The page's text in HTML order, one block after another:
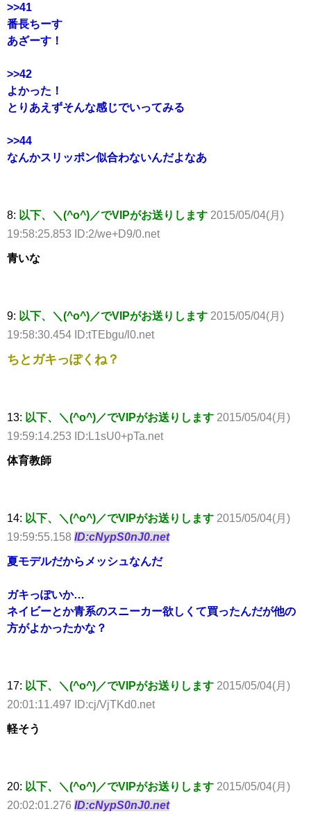
>>41
番長ちーす
あざーす！
>>42
よかった！
とりあえずそんな感じでいってみる
>>44
なんかスリッポン似合わないんだよなあ
8: 以下、＼(^o^)／でVIPがお送りします 2015/05/04(月)
19:58:25.853 ID:2/we+D9/0.net
青いな
9: 以下、＼(^o^)／でVIPがお送りします 2015/05/04(月)
19:58:30.454 ID:tTEbgu/l0.net
ちとガキっぽくね？
13: 以下、＼(^o^)／でVIPがお送りします 2015/05/04(月)
19:59:14.253 ID:L1sU0+pTa.net
体育教師
14: 以下、＼(^o^)／でVIPがお送りします 2015/05/04(月)
19:59:55.158 ID:cNypS0nJ0.net
夏モデルだからメッシュなんだ
ガキっぽいか…
ネイビーとか青系のスニーカー欲しくて買ったんだが他の
方がよかったかな？
17: 以下、＼(^o^)／でVIPがお送りします 2015/05/04(月)
20:01:11.497 ID:cj/VjTKd0.net
軽そう
20: 以下、＼(^o^)／でVIPがお送りします 2015/05/04(月)
20:02:01.276 ID:cNypS0nJ0.net